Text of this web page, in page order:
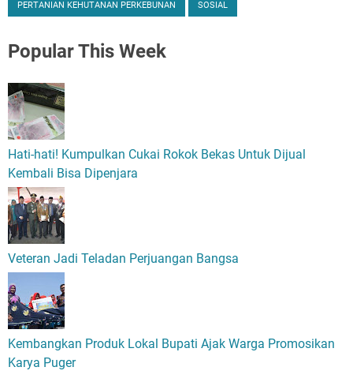
PERTANIAN KEHUTANAN PERKEBUNAN SOSIAL
PopularThis Week
Hati-hati! Kumpulkan Cukai Rokok Bekas Untuk Dijual
Kembali Bisa Dipenjara
Veteran Jadi Teladan Perjuangan Bangsa
Kembangkan Produk Lokal Bupati Ajak Warga Promosikan
Karya Puger